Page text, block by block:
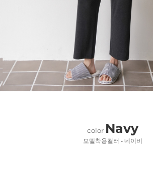
color Navy
모델착용컬러 - 네이비